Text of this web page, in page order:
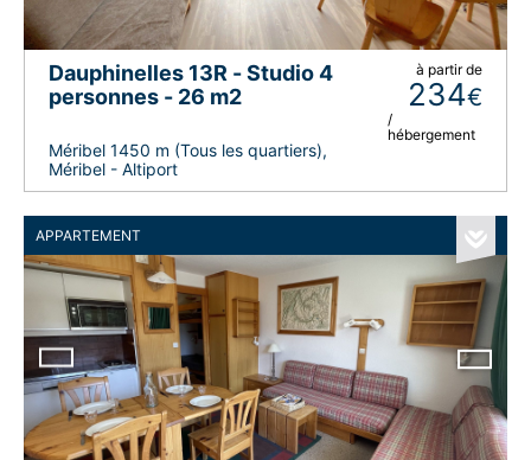
Dauphinelles 13R - Studio 4
personnes - 26 m2
Méribel 1450 m (Tous les quartiers),
Méribel - Altiport
à partir de
234€
/
hébergement
APPARTEMENT